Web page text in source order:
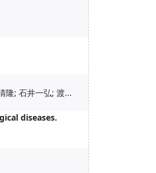
; 石井一弘; 渡...
diseases.